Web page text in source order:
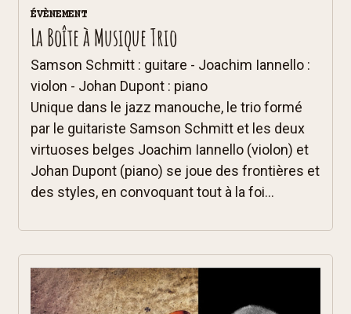
ÉVÈNEMENT
La Boîte à Musique Trio
Samson Schmitt : guitare - Joachim Iannello :
violon - Johan Dupont : piano
Unique dans le jazz manouche, le trio formé
par le guitariste Samson Schmitt et les deux
virtuoses belges Joachim Iannello (violon) et
Johan Dupont (piano) se joue des frontières et
des styles, en convoquant tout à la foi...